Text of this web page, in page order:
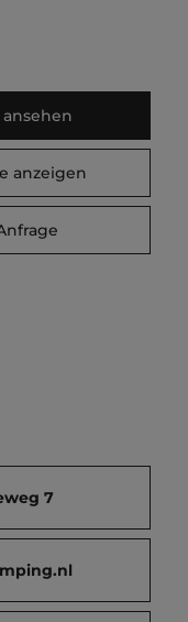
ansehen
anzeigen
7